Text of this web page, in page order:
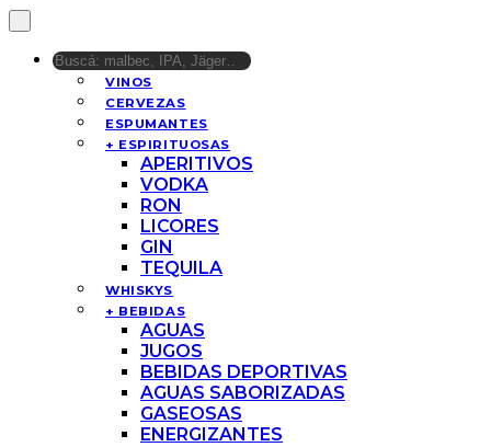
VINOS
CERVEZAS
ESPUMANTES
+ ESPIRITUOSAS
APERITIVOS
VODKA
RON
LICORES
GIN
TEQUILA
WHISKYS
+ BEBIDAS
AGUAS
JUGOS
BEBIDAS DEPORTIVAS
AGUAS SABORIZADAS
GASEOSAS
ENERGIZANTES